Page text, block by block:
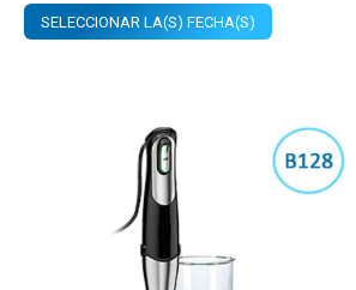
SELECCIONAR LA(S) FECHA(S)